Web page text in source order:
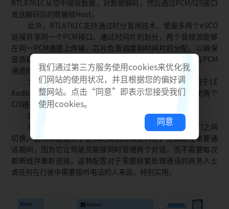
RTL8761C从空中接收数据，对数据解码，然后通过PCM/I2S接口
发送解码后的数据给Host。
此外，RTL8761C支持通过时分复用技术，使最多两个eSCO
链接共享同一个PCM接口。通过时间片的划分，两个音频流能够
在同一PCM通道上传输，芯片负责调度和时间片的分配，以确保
音质稳定并避免冲突。这种时间片分配方法有效提升了现有PCM
通道的利用率，减少了对额外硬件资源的需求。
为了进一步优化性能和能效，RTL8761C特别集成了用于LE
Audio的LC3编解码器。同样支持通过时分复用的方式，使两个
CIS链接共享同一PCM接口，实现高效的音频传输。
如下是两个典型的应用场景：
在汽车上，驾驶员可以同时接通两路电话并快速在它们之间
切换。这项功能提供了更大的灵活性和便利性，尤其是在重要通
话期间，因为它让驾驶员能够同时管理两个对话，而不需要每次
都断线并重新连接。这种配置对于需要频繁处理通话的商务人士
或任何在行驶中需要接听电话的人来说，特别实用。
我们通过第三方服务使用cookies来优化我
们网站的使用状况，并且根据您的偏好调
整网站。点击“同意”即表示您接受我们
使用cookies。
同意